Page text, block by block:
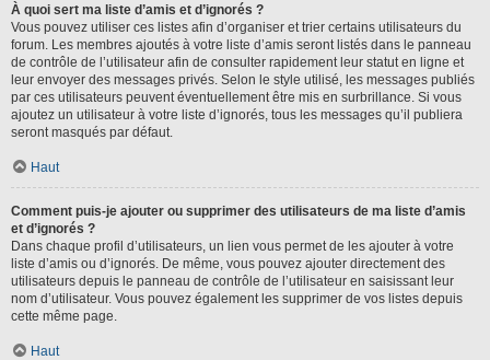
À quoi sert ma liste d’amis et d’ignorés ?
Vous pouvez utiliser ces listes afin d’organiser et trier certains utilisateurs du
forum. Les membres ajoutés à votre liste d’amis seront listés dans le panneau
de contrôle de l’utilisateur afin de consulter rapidement leur statut en ligne et
leur envoyer des messages privés. Selon le style utilisé, les messages publiés
par ces utilisateurs peuvent éventuellement être mis en surbrillance. Si vous
ajoutez un utilisateur à votre liste d’ignorés, tous les messages qu’il publiera
seront masqués par défaut.
Haut
Comment puis-je ajouter ou supprimer des utilisateurs de ma liste d’amis
et d’ignorés ?
Dans chaque profil d’utilisateurs, un lien vous permet de les ajouter à votre
liste d’amis ou d’ignorés. De même, vous pouvez ajouter directement des
utilisateurs depuis le panneau de contrôle de l’utilisateur en saisissant leur
nom d’utilisateur. Vous pouvez également les supprimer de vos listes depuis
cette même page.
Haut